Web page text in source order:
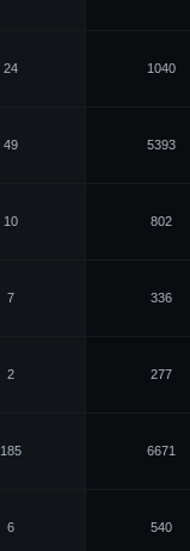
24
1040
49
5393
10
802
7
336
2
277
185
6671
6
540